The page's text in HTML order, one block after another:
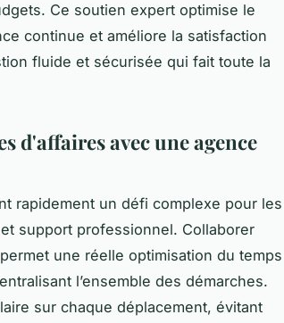
Ce soutien expert optimise le
continue et améliore la satisfaction
fluide et sécurisée qui fait toute la
d'affaires avec une agence
rapidement un défi complexe pour les
support professionnel. Collaborer
une réelle optimisation du temps
l’ensemble des démarches.
sur chaque déplacement, évitant